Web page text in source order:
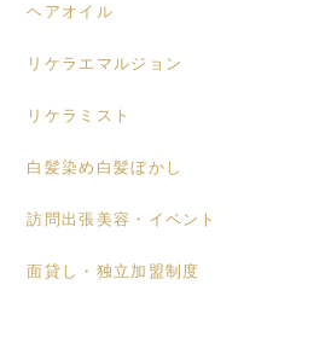
ヘアオイル
リケラエマルジョン
リケラミスト
白髪染め白髪ぼかし
訪問出張美容・イベント
面貸し・独立加盟制度